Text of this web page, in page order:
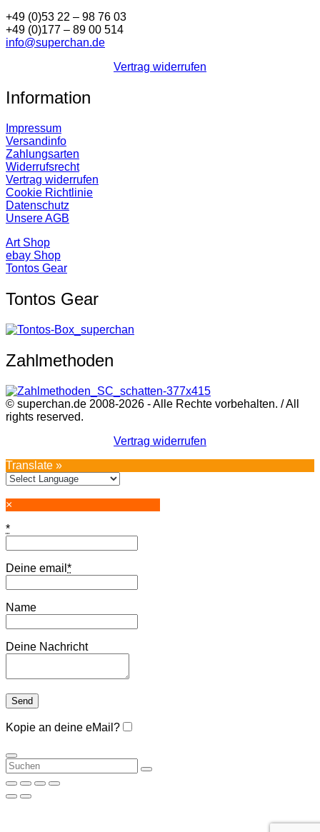
+49 (0)53 22 – 98 76 03
+49 (0)177 – 89 00 514
info@superchan.de
Vertrag widerrufen
Information
Impressum
Versandinfo
Zahlungsarten
Widerrufsrecht
Vertrag widerrufen
Cookie Richtlinie
Datenschutz
Unsere AGB
Art Shop
ebay Shop
Tontos Gear
Tontos Gear
Zahlmethoden
© superchan.de 2008-2026 - Alle Rechte vorbehalten. / All
rights reserved.
Vertrag widerrufen
Translate »
×
*
Deine email *
Name
Deine Nachricht
Kopie an deine eMail?